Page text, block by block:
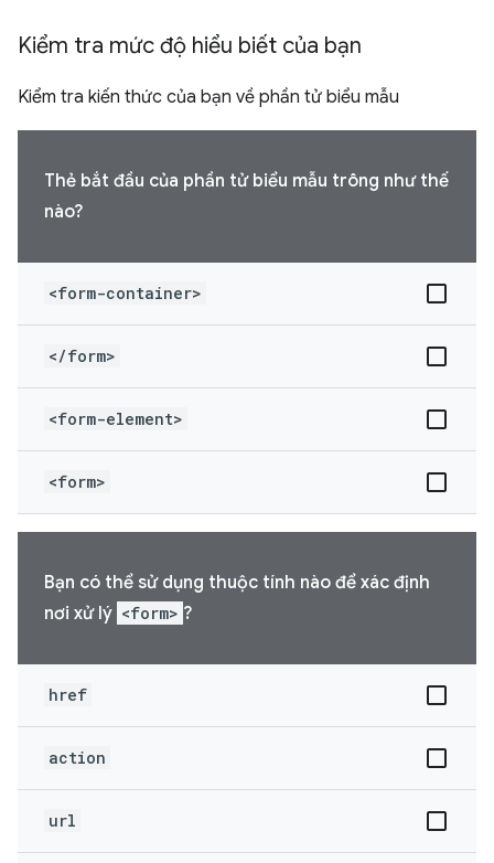
Kiểm tra mức độ hiểu biết của bạn
Kiểm tra kiến thức của bạn về phần tử biểu mẫu
Thẻ bắt đầu của phần tử biểu mẫu trông như thế
nào?
<form-container>
</form>
<form-element>
<form>
Bạn có thể sử dụng thuộc tính nào để xác định
nơi xử lý <form> ?
href
action
url